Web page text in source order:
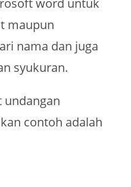
word untuk
maupun
nama dan juga
syukuran.
undangan
contoh adalah